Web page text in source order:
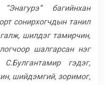
багийнхан
сонирхогчдын танил
шилдэг тамирчин,
шалгарсан нэг
гэдэг,
шийдэмгий, зоримог,